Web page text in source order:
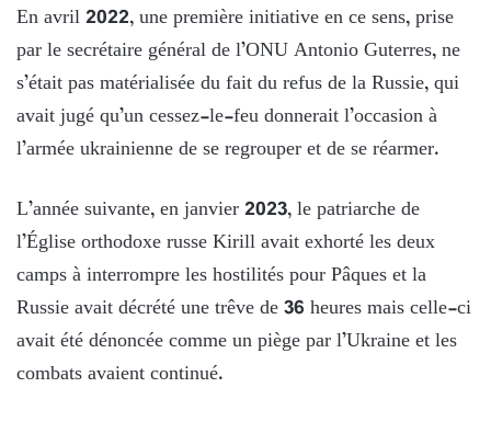
En avril 2022, une première initiative en ce sens, prise
par le secrétaire général de l’ONU Antonio Guterres, ne
s’était pas matérialisée du fait du refus de la Russie, qui
avait jugé qu’un cessez-le-feu donnerait l’occasion à
l’armée ukrainienne de se regrouper et de se réarmer.
L’année suivante, en janvier 2023, le patriarche de
l’Église orthodoxe russe Kirill avait exhorté les deux
camps à interrompre les hostilités pour Pâques et la
Russie avait décrété une trêve de 36 heures mais celle-ci
avait été dénoncée comme un piège par l’Ukraine et les
combats avaient continué.